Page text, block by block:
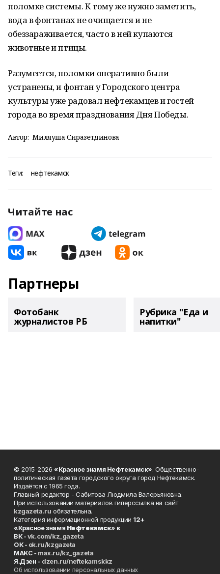
поломке системы. К тому же нужно заметить,
вода в фонтанах не очищается и не
обеззараживается, часто в ней купаются
животные и птицы.
Разумеется, поломки оперативно были
устранены, и фонтан у Городского центра
культуры уже радовал нефтекамцев и гостей
города во время празднования Дня Победы.
Автор: Миляуша Сиразетдинова
Теги: нефтекамск
Читайте нас
Партнеры
Фотобанк
журналистов РБ
Рубрика "Еда и
напитки"
© 2015-2026 «Красное знамя Нефтекамск». Общественно-
политическая газета городского округа город Нефтекамск.
Издаётся с 1965 года.
Главный редактор - Сабитова Людмила Валерьяновна.
При использовании материалов гиперссылка на сайт
kzgazeta.ru обязательна.
Категория информационной продукции 12+
«Красное знамя Нефтекамск» в
ВК -vk.com/kz_gazeta
ОК - ok.ru/kzgazeta
MAKC - max.ru/kz_gazeta
Я.Дзен - dzen.ru/neftekamskkz
Об использовании персональных данных